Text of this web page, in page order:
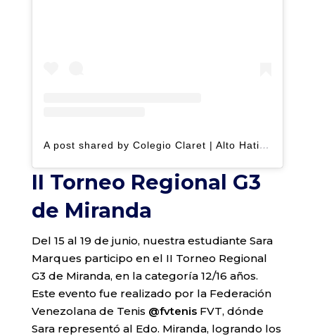
A post shared by Colegio Claret | Alto Hatillo (@clarethatillo)
II Torneo Regional G3
de Miranda
Del 15 al 19 de junio, nuestra estudiante Sara
Marques participo en el II Torneo Regional
G3 de Miranda, en la categoría 12/16 años.
Este evento fue realizado por la Federación
Venezolana de Tenis @fvtenisFVT, dónde
Sara representó al Edo. Miranda, logrando los